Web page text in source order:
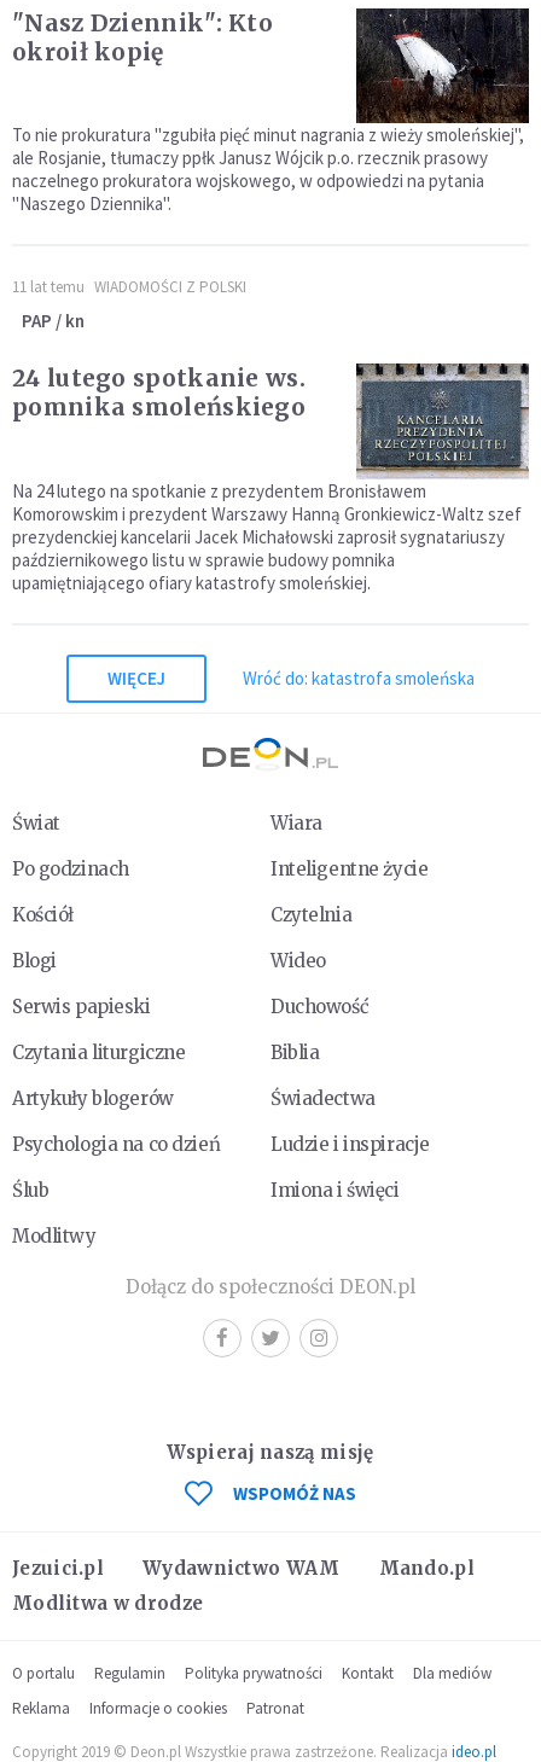
"Nasz Dziennik": Kto
okroił kopię
To nie prokuratura "zgubiła pięć minut nagrania z wieży smoleńskiej",
ale Rosjanie, tłumaczy ppłk Janusz Wójcik p.o. rzecznik prasowy
naczelnego prokuratora wojskowego, w odpowiedzi na pytania
"Naszego Dziennika".
11 lat temu WIADOMOŚCI Z POLSKI
PAP / kn
24 lutego spotkanie ws.
pomnika smoleńskiego
Na 24 lutego na spotkanie z prezydentem Bronisławem
Komorowskim i prezydent Warszawy Hanną Gronkiewicz-Waltz szef
prezydenckiej kancelarii Jacek Michałowski zaprosił sygnatariuszy
październikowego listu w sprawie budowy pomnika
upamiętniającego ofiary katastrofy smoleńskiej.
WIĘCEJ Wróć do: katastrofa smoleńska
Świat
Wiara
Po godzinach
Inteligentne życie
Kościół
Czytelnia
Blogi
Wideo
Serwis papieski
Duchowość
Czytania liturgiczne
Biblia
Artykuły blogerów
Świadectwa
Psychologia na co dzień
Ludzie i inspiracje
Ślub
Imiona i święci
Modlitwy
Dołącz do społeczności DEON.pl
Jezuici.pl Wydawnictwo WAM
Mando.pl
Modlitwa w drodze
Wspieraj naszą misję
WSPOMÓŻ NAS
O portalu Regulamin Polityka prywatności Kontakt
Dla mediów
Reklama
Informacje o cookies Patronat
Copyright 2019 © Deon.pl Wszystkie prawa zastrzeżone. Realizacja ideo.pl